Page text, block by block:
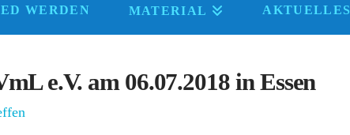
WERDEN MATERIAL AKTUELLES
e.V. am 06.07.2018 in Essen